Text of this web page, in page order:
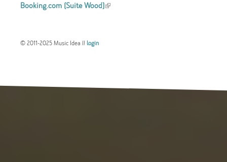
Booking.com (Suite Wood)(link is external)
© 2011-2025 Music Idea //login